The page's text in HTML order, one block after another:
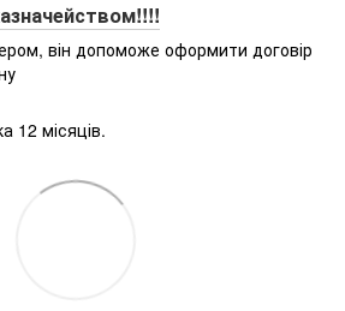
він допоможе оформити договір
12 місяців.